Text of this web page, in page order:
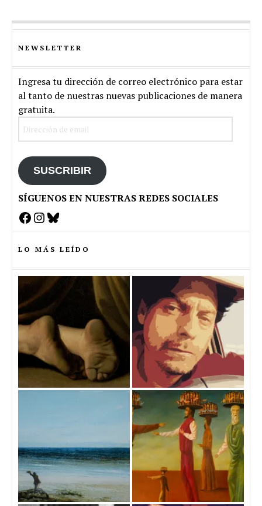
NEWSLETTER
Ingresa tu dirección de correo electrónico para estar
al tanto de nuestras nuevas publicaciones de manera
gratuita.
SUSCRIBIR
SÍGUENOS EN NUESTRAS REDES SOCIALES
Facebook
Instagram
Bluesky
LO MÁS LEÍDO